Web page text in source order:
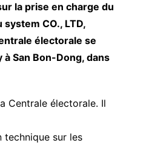
la prise en charge du
CO., LTD,
électorale se
San Bon-Dong, dans
Centrale électorale. Il
technique sur les